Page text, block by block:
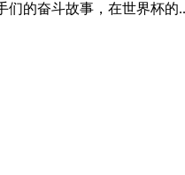
的奋斗故事，在世界杯的